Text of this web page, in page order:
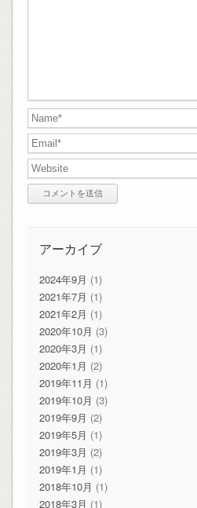
アーカイブ
2024年9月 (1)
2021年7月 (1)
2021年2月 (1)
2020年10月 (3)
2020年3月 (1)
2020年1月 (2)
2019年11月 (1)
2019年10月 (3)
2019年9月 (2)
2019年5月 (1)
2019年3月 (2)
2019年1月 (1)
2018年10月 (1)
2018年3月 (1)